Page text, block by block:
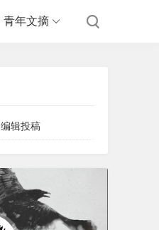
青年文摘
编辑投稿